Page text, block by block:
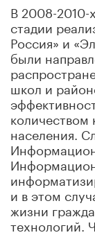
В 2008-2010-
стадии
Россия» и
были
школ и
количеством
населения.
и в этом
жизни
технологий.